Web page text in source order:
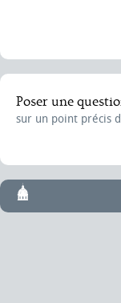
Poser une
sur un point précis